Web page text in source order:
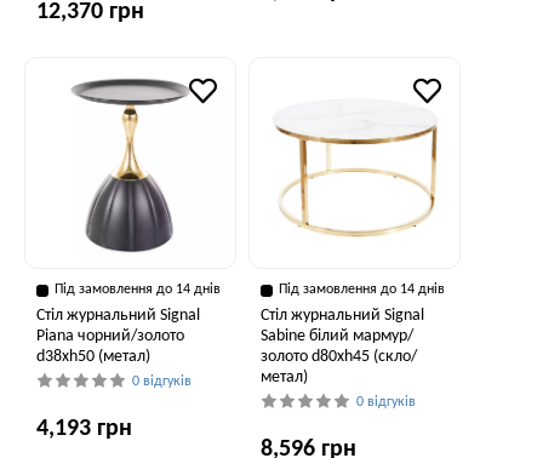
12,370 грн
Під замовлення до 14 днів
Стіл журнальний Signal
Piana чорний/золото
d38хh50 (метал)
0 відгуків
4,193 грн
Під замовлення до 14 днів
Стіл журнальний Signal
Sabine білий мармур/
золото d80хh45 (скло/
метал)
0 відгуків
8,596 грн